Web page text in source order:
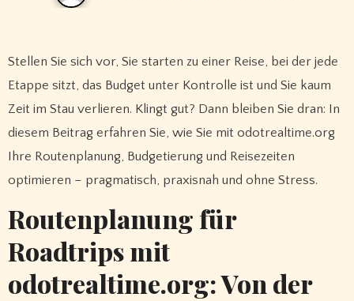
Stellen Sie sich vor, Sie starten zu einer Reise, bei der jede
Etappe sitzt, das Budget unter Kontrolle ist und Sie kaum
Zeit im Stau verlieren. Klingt gut? Dann bleiben Sie dran: In
diesem Beitrag erfahren Sie, wie Sie mit odotrealtime.org
Ihre Routenplanung, Budgetierung und Reisezeiten
optimieren – pragmatisch, praxisnah und ohne Stress.
Routenplanung für
Roadtrips mit
odotrealtime.org: Von der